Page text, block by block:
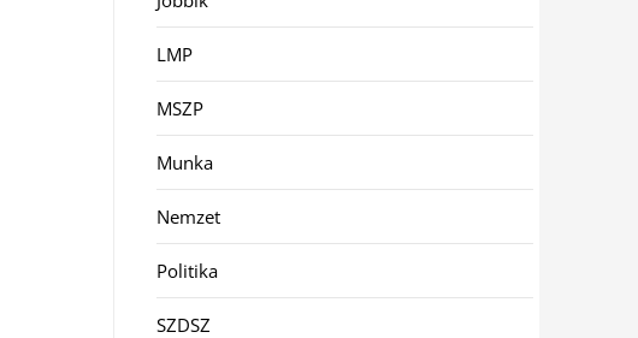
LMP
MSZP
Munka
Nemzet
Politika
SZDSZ